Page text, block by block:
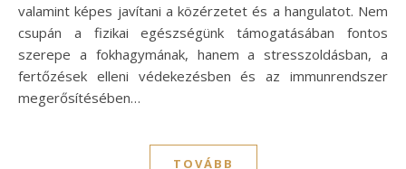
valamint képes javítani a közérzetet és a hangulatot. Nem
csupán a fizikai egészségünk támogatásában fontos
szerepe a fokhagymának, hanem a stresszoldásban, a
fertőzések elleni védekezésben és az immunrendszer
megerősítésében…
TOVÁBB